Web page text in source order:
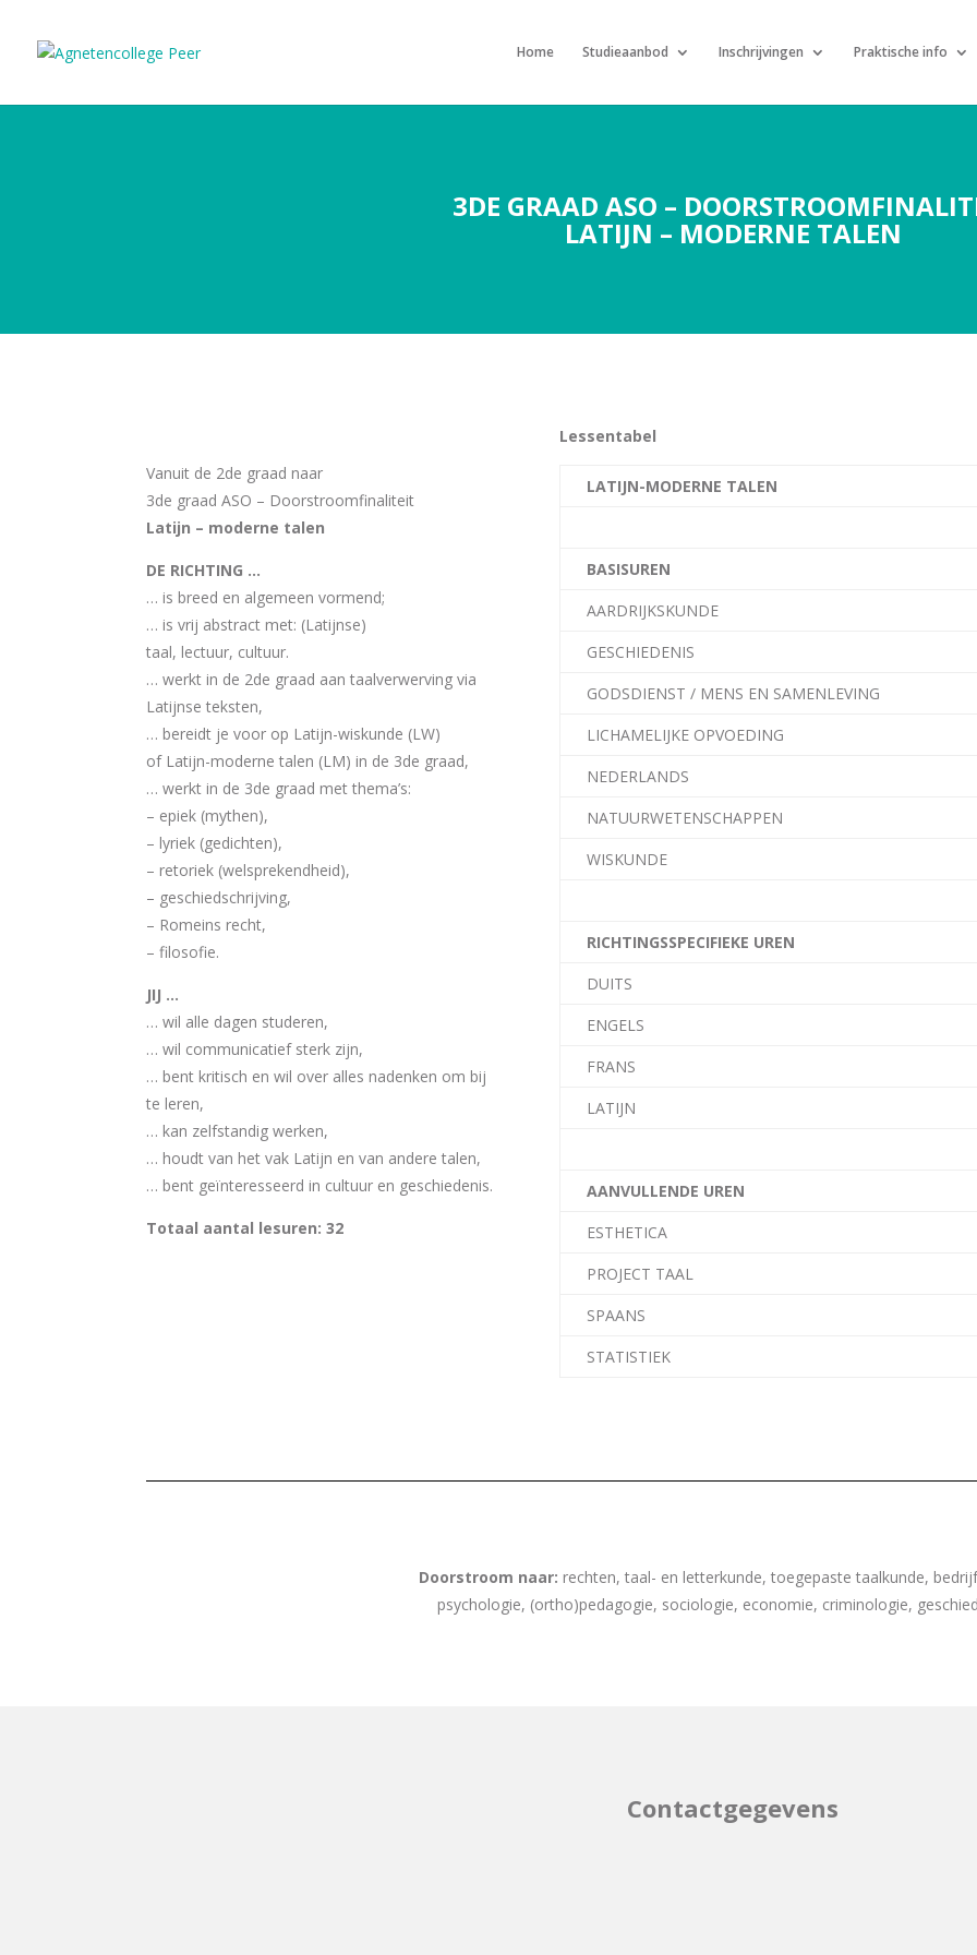
Home Studieaanbod Inschrijvingen Praktische info
3DE GRAAD ASO –
LATIJN – MODERNE TALEN
Vanuit de 2de graad naar
3de graad ASO – Doorstroomfinaliteit
Latijn – moderne talen
DE RICHTING …
… is breed en algemeen vormend;
… is vrij abstract met: (Latijnse)
taal, lectuur, cultuur.
… werkt in de 2de graad aan taalverwerving via
Latijnse teksten,
… bereidt je voor op Latijn-wiskunde (LW)
of Latijn-moderne talen (LM) in de 3de graad,
… werkt in de 3de graad met thema’s:
– epiek (mythen),
– lyriek (gedichten),
– retoriek (welsprekendheid),
– geschiedschrijving,
– Romeins recht,
– filosofie.
JIJ …
… wil alle dagen studeren,
… wil communicatief sterk zijn,
… bent kritisch en wil over alles nadenken om bij
te leren,
… kan zelfstandig werken,
… houdt van het vak Latijn en van andere talen,
… bent geïnteresseerd in cultuur en geschiedenis.
Totaal aantal lesuren: 32
Lessentabel
LATIJN-MODERNE TALEN
BASISUREN
AARDRIJKSKUNDE
GESCHIEDENIS
GODSDIENST / MENS EN SAMENLEVING
LICHAMELIJKE OPVOEDING
NEDERLANDS
NATUURWETENSCHAPPEN
WISKUNDE
RICHTINGSSPECIFIEKE UREN
DUITS
ENGELS
FRANS
LATIJN
AANVULLENDE UREN
ESTHETICA
PROJECT TAAL
SPAANS
STATISTIEK
Doorstroom naar: rechten, taal- en letterkunde, toegepaste taalkunde,
psychologie, (ortho)pedagogie, sociologie, economie, criminologie,
Contactgegevens